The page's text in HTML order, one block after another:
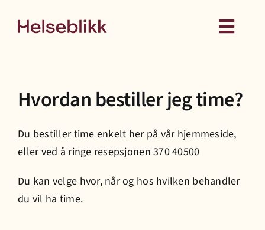
Kurs
Medlemskap
Hud
Hvordan bestiller jeg time?
Du bestiller time enkelt her på vår hjemmeside,
eller ved å ringe resepsjonen 370 40500
Du kan velge hvor, når og hos hvilken behandler
du vil ha time.